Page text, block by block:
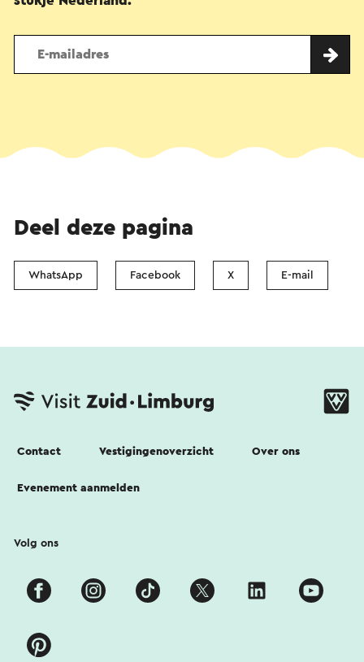
Deel deze pagina
WhatsApp Facebook X E-mail
Contact Vestigingenoverzicht Over ons
Evenement aanmelden
Volg ons